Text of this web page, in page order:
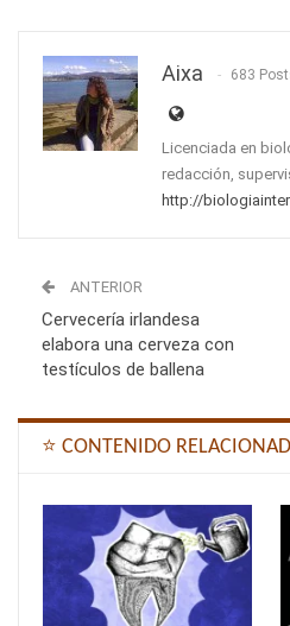
Aixa 683
Licenciada en
redacción,
http://
ANTERIOR
Cervecería irlandesa
elabora una cerveza con
testículos de ballena
⭐ CONTENIDO